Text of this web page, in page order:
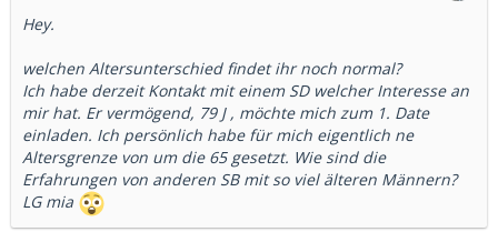
Hey.
welchen Altersunterschied findet ihr noch normal?
Ich habe derzeit Kontakt mit einem SD welcher Interesse an
mir hat. Er vermögend, 79 J , möchte mich zum 1. Date
einladen. Ich persönlich habe für mich eigentlich ne
Altersgrenze von um die 65 gesetzt. Wie sind die
Erfahrungen von anderen SB mit so viel älteren Männern?
LG mia